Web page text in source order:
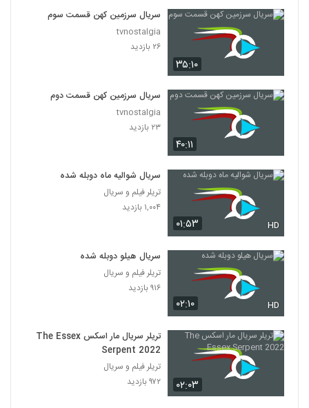
۳۵:۱۰
سریال سرزمین کهن قسمت سوم
tvnostalgia
۲۶ بازدید
۴۰:۱۱
سریال سرزمین کهن قسمت دوم
tvnostalgia
۲۳ بازدید
۰۱:۵۳ HD
سریال شوالیه ماه دوبله شده
تریلر فیلم و سریال
۱,۰۰۴ بازدید
۰۲:۱۰ HD
سریال هیلو دوبله شده
تریلر فیلم و سریال
۹۱۶ بازدید
۰۲:۰۳
تریلر سریال مار اسکس The Essex
Serpent 2022
تریلر فیلم و سریال
۹۷۲ بازدید